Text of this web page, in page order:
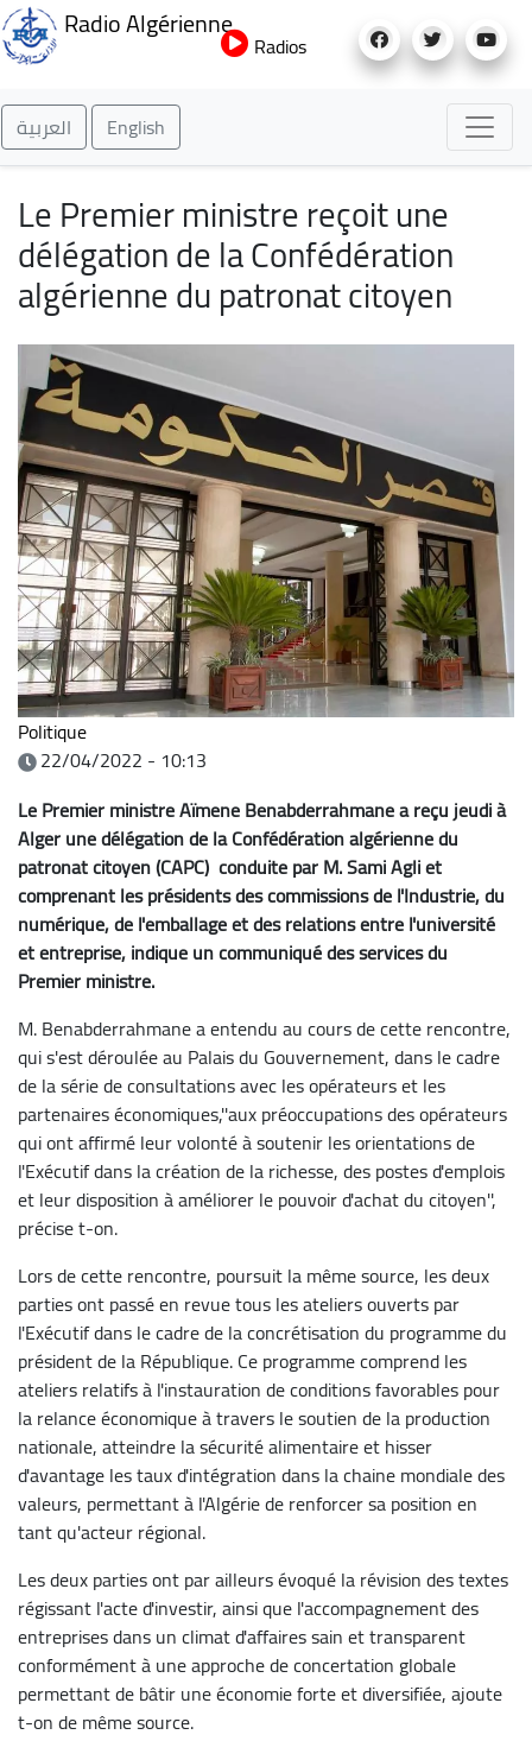
au
Radio Algérienne
Radios
العربية English
Le Premier ministre reçoit une
délégation de la Confédération
algérienne du patronat citoyen
Politique
22/04/2022 - 10:13
Le Premier ministre Aïmene Benabderrahmane a reçu jeudi à
Alger une délégation de la Confédération algérienne du
patronat citoyen (CAPC) conduite par M. Sami Agli et
comprenant les présidents des commissions de l'Industrie, du
numérique, de l'emballage et des relations entre l'université
et entreprise, indique un communiqué des services du
Premier ministre.
M. Benabderrahmane a entendu au cours de cette rencontre,
qui s'est déroulée au Palais du Gouvernement, dans le cadre
de la série de consultations avec les opérateurs et les
partenaires économiques,''aux préoccupations des opérateurs
qui ont affirmé leur volonté à soutenir les orientations de
l'Exécutif dans la création de la richesse, des postes d'emplois
et leur disposition à améliorer le pouvoir d'achat du citoyen'',
précise t-on.
Lors de cette rencontre, poursuit la même source, les deux
parties ont passé en revue tous les ateliers ouverts par
l'Exécutif dans le cadre de la concrétisation du programme du
président de la République. Ce programme comprend les
ateliers relatifs à l'instauration de conditions favorables pour
la relance économique à travers le soutien de la production
nationale, atteindre la sécurité alimentaire et hisser
d'avantage les taux d'intégration dans la chaine mondiale des
valeurs, permettant à l'Algérie de renforcer sa position en
tant qu'acteur régional.
Les deux parties ont par ailleurs évoqué la révision des textes
régissant l'acte d'investir, ainsi que l'accompagnement des
entreprises dans un climat d'affaires sain et transparent
conformément à une approche de concertation globale
permettant de bâtir une économie forte et diversifiée, ajoute
t-on de même source.